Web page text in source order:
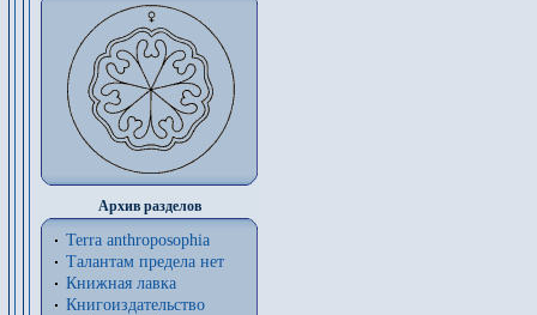
Архив разделов
Terra anthroposophia
Талантам предела нет
Книжная лавка
Книгоиздательство